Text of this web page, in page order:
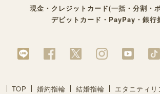
現金・クレジットカード(一括・分割・
デビットカード・PayPay・銀行
TOP 婚約指輪 結婚指輪 エタニティリ